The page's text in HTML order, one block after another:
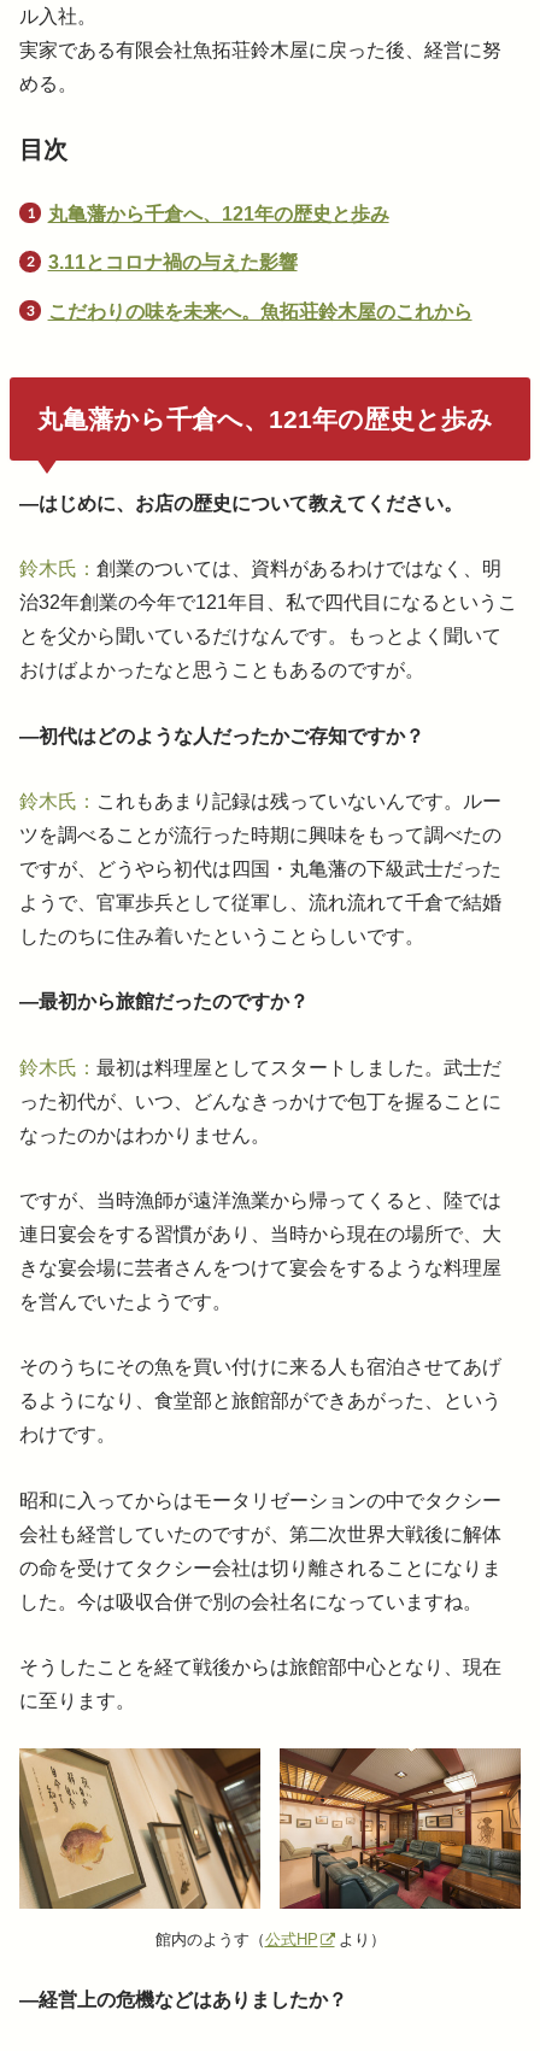
ル入社。
実家である有限会社魚拓荘鈴木屋に戻った後、経営に努
める。
目次
丸亀藩から千倉へ、121年の歴史と歩み
3.11とコロナ禍の与えた影響
こだわりの味を未来へ。魚拓荘鈴木屋のこれから
丸亀藩から千倉へ、121年の歴史と歩み
―はじめに、お店の歴史について教えてください。
鈴木氏：創業のついては、資料があるわけではなく、明
治32年創業の今年で121年目、私で四代目になるというこ
とを父から聞いているだけなんです。もっとよく聞いて
おけばよかったなと思うこともあるのですが。
―初代はどのような人だったかご存知ですか？
鈴木氏： これもあまり記録は残っていないんです。ルー
ツを調べることが流行った時期に興味をもって調べたの
ですが、どうやら初代は四国・丸亀藩の下級武士だった
ようで、官軍歩兵として従軍し、流れ流れて千倉で結婚
したのちに住み着いたということらしいです。
―最初から旅館だったのですか？
鈴木氏：最初は料理屋としてスタートしました。武士だ
った初代が、いつ、どんなきっかけで包丁を握ることに
なったのかはわかりません。
ですが、当時漁師が遠洋漁業から帰ってくると、陸では
連日宴会をする習慣があり、当時から現在の場所で、大
きな宴会場に芸者さんをつけて宴会をするような料理屋
を営んでいたようです。
そのうちにその魚を買い付けに来る人も宿泊させてあげ
るようになり、食堂部と旅館部ができあがった、という
わけです。
昭和に入ってからはモータリゼーションの中でタクシー
会社も経営していたのですが、第二次世界大戦後に解体
の命を受けてタクシー会社は切り離されることになりま
した。今は吸収合併で別の会社名になっていますね。
そうしたことを経て戦後からは旅館部中心となり、現在
に至ります。
館内のようす（公式HP より）
―経営上の危機などはありましたか？